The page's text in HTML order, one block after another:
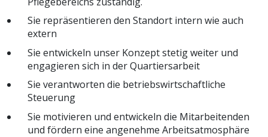
Sie repräsentieren den Standort intern wie auch
extern
Sie entwickeln unser Konzept stetig weiter und
engagieren sich in der Quartiersarbeit
Sie verantworten die betriebswirtschaftliche
Steuerung
Sie motivieren und entwickeln die Mitarbeitenden
und fördern eine angenehme Arbeitsatmosphäre